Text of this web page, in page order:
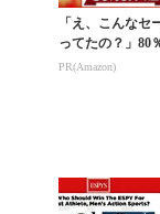
「え、こんなセ
ってたの？」80
以上が続々登場
PR(Amazon)